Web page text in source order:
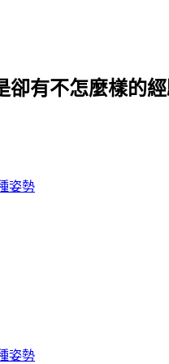
卻有不怎麼樣的
姿勢
姿勢